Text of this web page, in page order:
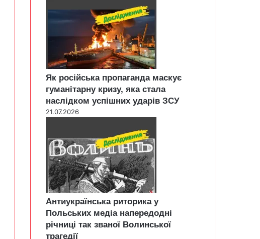
Як російська пропаганда маскує
гуманітарну кризу, яка стала
наслідком успішних ударів ЗСУ
21.07.2026
Антиукраїнська риторика у
Польських медіа напередодні
річниці так званої Волинської
трагедії